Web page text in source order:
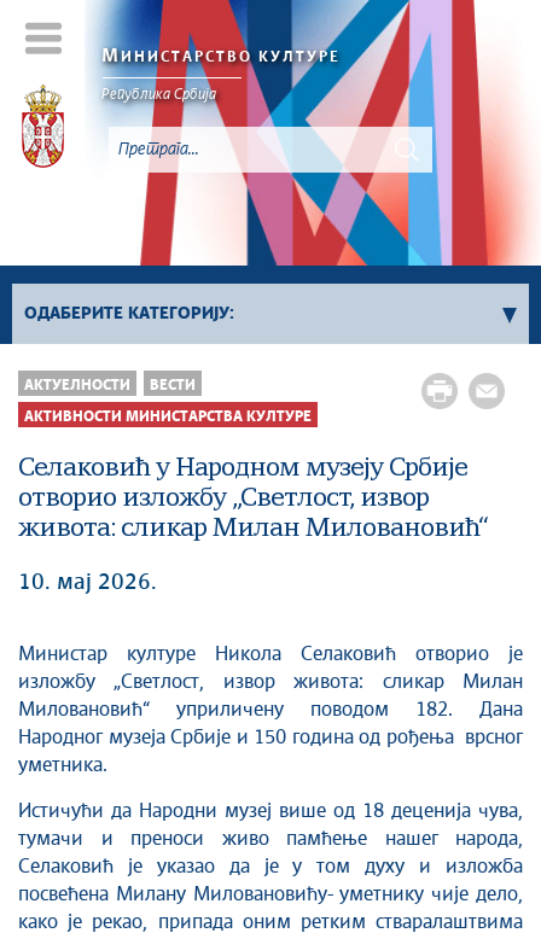
МИНИСТАРСТВО КУЛТУРЕ
Републикa Србијa
ОДАБЕРИТЕ КАТЕГОРИЈУ:
Активности Министарства културе
Сектор за заштиту културног наслеђа и
Сектор за међународне односе и европске
интеграције у области културе
Сектор за савремено стваралаштво
АКТУЕЛНОСТИ ВЕСТИ
АКТИВНОСТИ МИНИСТАРСТВА КУЛТУРЕ
Селаковић у Народном музеју Србије
отворио изложбу „Светлост, извор
живота: сликар Милан Миловановић“
10. мај 2026.
Министар културе Никола Селаковић отворио је
изложбу „Светлост, извор живота: сликар Милан
Миловановић“ уприличену поводом 182. Дана
Народног музеја Србије и 150 година од рођења врсног
уметника.
Истичући да Народни музеј више од 18 деценија чува,
тумачи и преноси живо памћење нашег народа,
Селаковић је указао да је у том духу и изложба
посвећена Милану Миловановићу- уметнику чије дело,
како је рекао, припада оним ретким стваралаштвима